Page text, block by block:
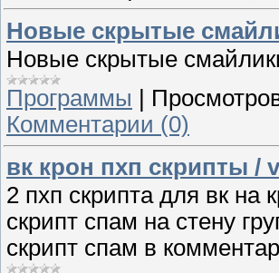
Новые скрытые
Новые скрытые
Программы |
Комментарии (0)
вк крон пхп скрипты /
2 пхп скрипта для вк на
скрипт спам на стену
скрипт спам в